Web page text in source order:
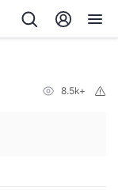
8.5k+